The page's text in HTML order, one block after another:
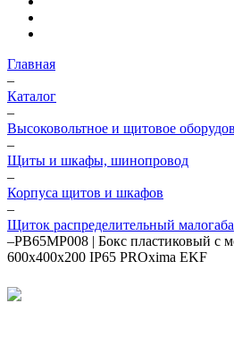
Главная
–
Каталог
–
Высоковольтное и щитовое
–
Щиты и шкафы, шинопровод
–
Корпуса щитов и шкафов
–
Щиток распределительный
–PB65MP008 | Бокс пластиковый с
600х400х200 IP65 PROxima EKF